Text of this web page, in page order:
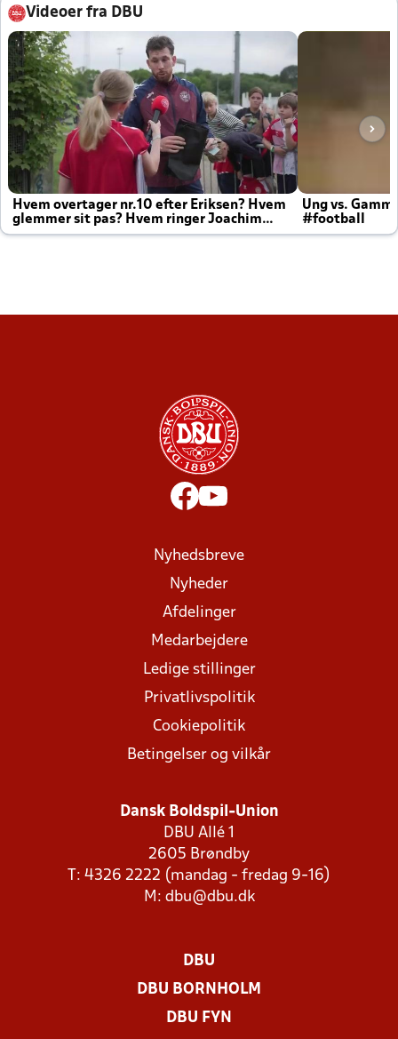
Videoer fra DBU
Hvem overtager nr.10 efter Eriksen? Hvem
glemmer sit pas? Hvem ringer Joachim
altid til efter kampe?
Ung vs.
#football
Nyhedsbreve
Nyheder
Afdelinger
Medarbejdere
Ledige stillinger
Privatlivspolitik
Cookiepolitik
Betingelser og vilkår
Dansk Boldspil-Union
DBU Allé 1
2605 Brøndby
T: 4326 2222 (mandag - fredag 9-16)
M: dbu@dbu.dk
DBU
DBU BORNHOLM
DBU FYN